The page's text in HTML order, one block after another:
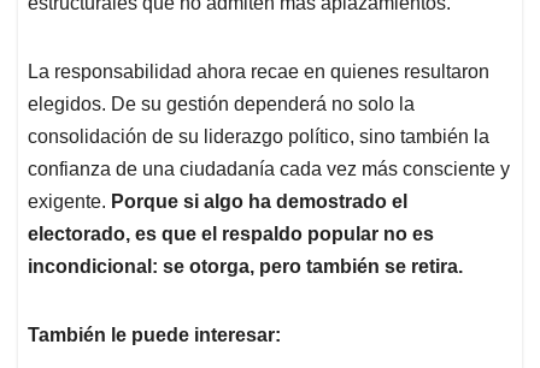
La responsabilidad ahora recae en quienes resultaron
elegidos. De su gestión dependerá no solo la
consolidación de su liderazgo político, sino también la
confianza de una ciudadanía cada vez más consciente y
exigente. Porque si algo ha demostrado el
electorado, es que el respaldo popular no es
incondicional: se otorga, pero también se retira.
También le puede interesar: